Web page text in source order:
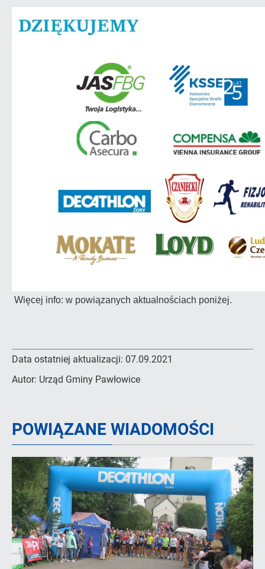
Więcej info: w powiązanych aktualnościach poniżej.
Data ostatniej aktualizacji: 07.09.2021
Autor: Urząd Gminy Pawłowice
POWIĄZANE WIADOMOŚCI